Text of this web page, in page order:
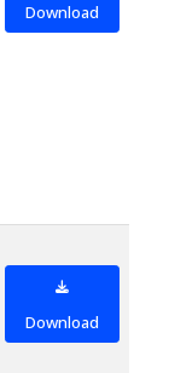
Download
Download